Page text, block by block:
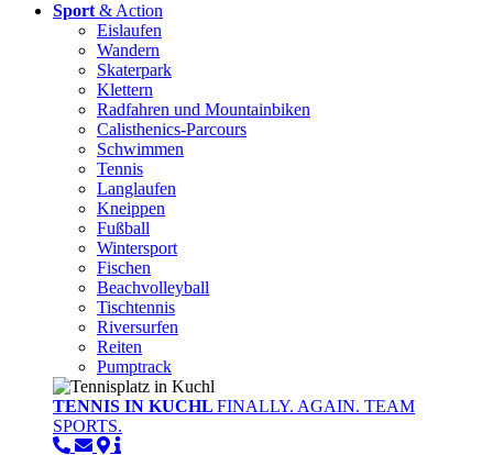
Sport& Action
Eislaufen
Wandern
Skaterpark
Klettern
Radfahren und Mountainbiken
Calisthenics-Parcours
Schwimmen
Tennis
Langlaufen
Kneippen
Fußball
Wintersport
Fischen
Beachvolleyball
Tischtennis
Riversurfen
Reiten
Pumptrack
TENNIS IN KUCHL FINALLY. AGAIN. TEAM
SPORTS.